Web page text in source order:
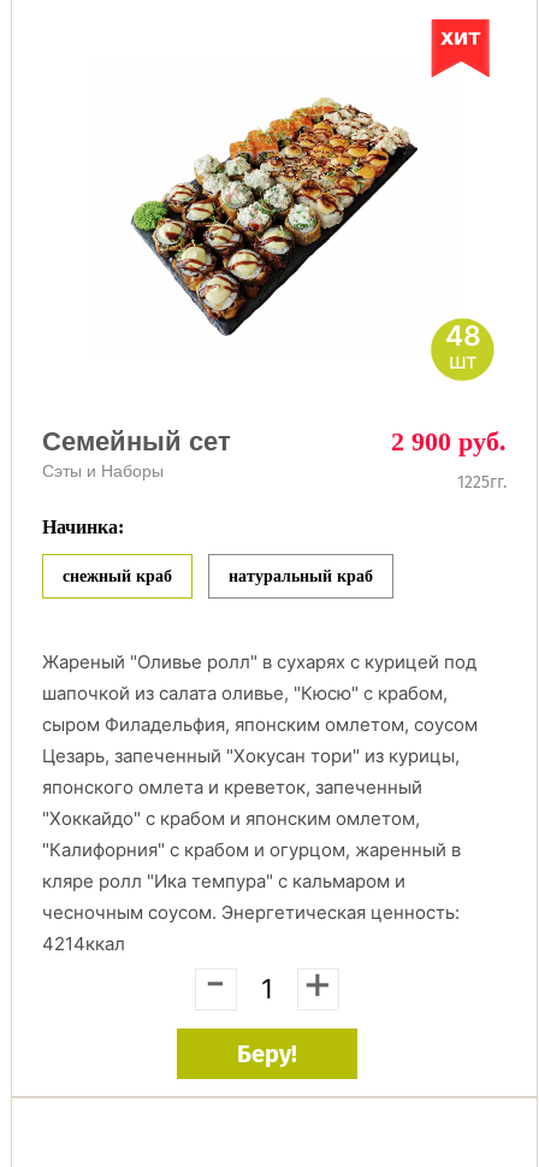
48
шт
Семейный сет
Сэты и Наборы
2 900 руб.
1225гг.
Начинка:
снежный краб натуральный краб
Жареный "Оливье ролл" в сухарях с курицей под
шапочкой из салата оливье, "Кюсю" с крабом,
сыром Филадельфия, японским омлетом, соусом
Цезарь, запеченный "Хокусан тори" из курицы,
японского омлета и креветок, запеченный
"Хоккайдо" с крабом и японским омлетом,
"Калифорния" с крабом и огурцом, жаренный в
кляре ролл "Ика темпура" с кальмаром и
чесночным соусом. Энергетическая ценность:
4214ккал
- +
Беру!